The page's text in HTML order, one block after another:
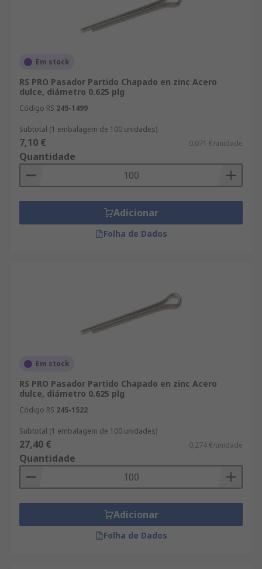
Em stock
RS PRO Pasador Partido Chapado en zinc Acero
dulce, diámetro 0.625 plg
Código RS 245-1499
Subtotal (1 embalagem de 100 unidades)
7,10 € 0,071 €/unidade
Quantidade
Adicionar
Folha de Dados
Em stock
RS PRO Pasador Partido Chapado en zinc Acero
dulce, diámetro 0.625 plg
Código RS 245-1522
Subtotal (1 embalagem de 100 unidades)
27,40 € 0,274 €/unidade
Quantidade
Adicionar
Folha de Dados